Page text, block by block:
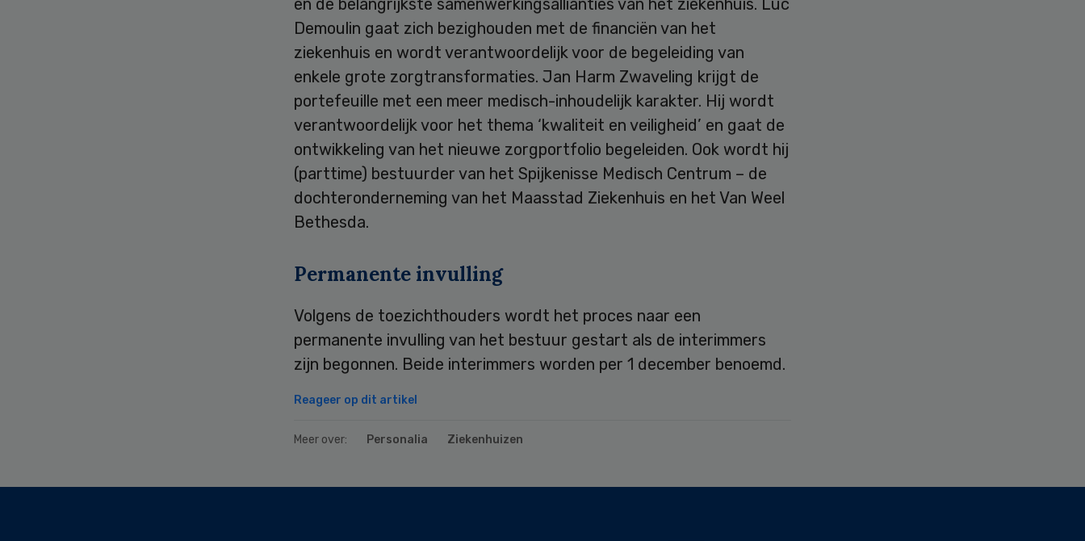
en de belangrijkste samenwerkingsallianties van het ziekenhuis. Luc
Demoulin gaat zich bezighouden met de financiën van het
ziekenhuis en wordt verantwoordelijk voor de begeleiding van
enkele grote zorgtransformaties. Jan Harm Zwaveling krijgt de
portefeuille met een meer medisch-inhoudelijk karakter. Hij wordt
verantwoordelijk voor het thema ‘kwaliteit en veiligheid’ en gaat de
ontwikkeling van het nieuwe zorgportfolio begeleiden. Ook wordt hij
(parttime) bestuurder van het Spijkenisse Medisch Centrum – de
dochteronderneming van het Maasstad Ziekenhuis en het Van Weel
Bethesda.
Permanente invulling
Volgens de toezichthouders wordt het proces naar een
permanente invulling van het bestuur gestart als de interimmers
zijn begonnen. Beide interimmers worden per 1 december benoemd.
Reageer op dit artikel
Meer over: Personalia Ziekenhuizen
Secondary